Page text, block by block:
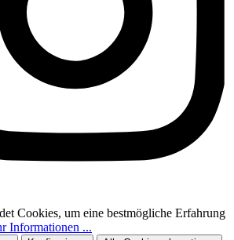
Cookies, um eine bestmögliche Erfahrung
Informationen ...